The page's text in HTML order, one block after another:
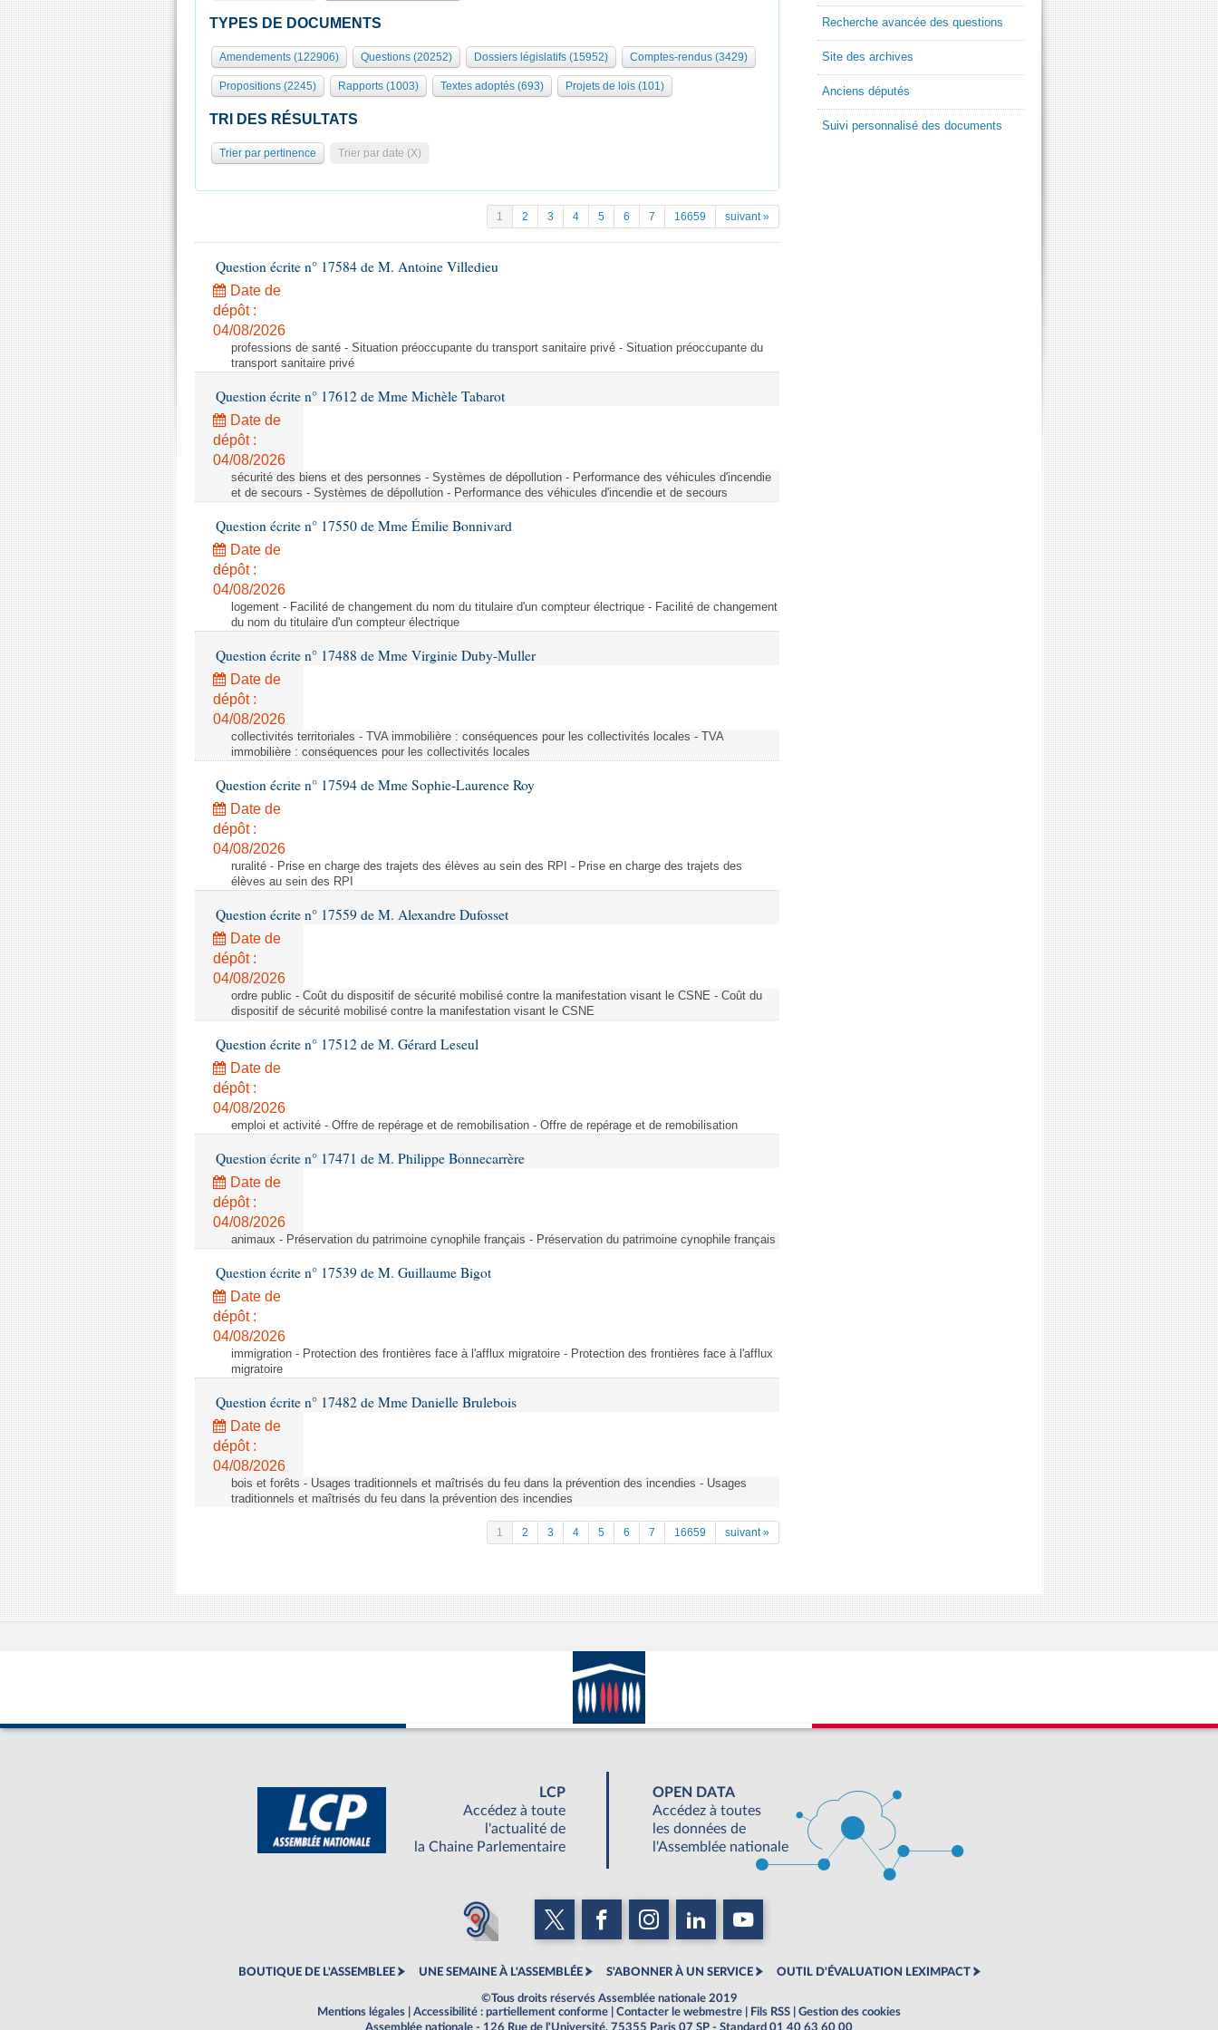
TYPES DE DOCUMENTS
Amendements (122906) Questions (20252) Dossiers législatifs (15952) Comptes-rendus (3429)
Propositions (2245) Rapports (1003) Textes adoptés (693) Projets de lois (101)
TRI DES RÉSULTATS
Trier par pertinence Trier par date (X)
1 2 3 4 5 6 7 16659 suivant »
Question écrite n° 17584 de M. Antoine Villedieu
Date de
dépôt :
04/08/2026
professions de santé - Situation préoccupante du transport sanitaire privé - Situation préoccupante du
transport sanitaire privé
Question écrite n° 17612 de Mme Michèle Tabarot
Date de
dépôt :
04/08/2026
sécurité des biens et des personnes - Systèmes de dépollution - Performance des véhicules d'incendie
et de secours - Systèmes de dépollution - Performance des véhicules d'incendie et de secours
Question écrite n° 17550 de Mme Émilie Bonnivard
Date de
dépôt :
04/08/2026
logement - Facilité de changement du nom du titulaire d'un compteur électrique - Facilité de changement
du nom du titulaire d'un compteur électrique
Question écrite n° 17488 de Mme Virginie Duby-Muller
Date de
dépôt :
04/08/2026
collectivités territoriales - TVA immobilière : conséquences pour les collectivités locales - TVA
immobilière : conséquences pour les collectivités locales
Question écrite n° 17594 de Mme Sophie-Laurence Roy
Date de
dépôt :
04/08/2026
ruralité - Prise en charge des trajets des élèves au sein des RPI - Prise en charge des trajets des
élèves au sein des RPI
Question écrite n° 17559 de M. Alexandre Dufosset
Date de
dépôt :
04/08/2026
ordre public - Coût du dispositif de sécurité mobilisé contre la manifestation visant le CSNE - Coût du
dispositif de sécurité mobilisé contre la manifestation visant le CSNE
Question écrite n° 17512 de M. Gérard Leseul
Date de
dépôt :
04/08/2026
emploi et activité - Offre de repérage et de remobilisation - Offre de repérage et de remobilisation
Question écrite n° 17471 de M. Philippe Bonnecarrère
Date de
dépôt :
04/08/2026
animaux - Préservation du patrimoine cynophile français - Préservation du patrimoine cynophile français
Question écrite n° 17539 de M. Guillaume Bigot
Date de
dépôt :
04/08/2026
immigration - Protection des frontières face à l'afflux migratoire - Protection des frontières face à l'afflux
migratoire
Question écrite n° 17482 de Mme Danielle Brulebois
Date de
dépôt :
04/08/2026
bois et forêts - Usages traditionnels et maîtrisés du feu dans la prévention des incendies - Usages
traditionnels et maîtrisés du feu dans la prévention des incendies
1 2 3 4 5 6 7 16659 suivant »
Recherche avancée des questions
Site des archives
Anciens députés
Suivi personnalisé des documents
LCP
Accédez à toute
l'actualité de
la Chaine Parlementaire
OPEN DATA
Accédez à toutes
les données de
l'Assemblée nationale
BOUTIQUE DE L'ASSEMBLEE UNE SEMAINE À L'ASSEMBLÉE S'ABONNER À UN SERVICE OUTIL D'ÉVALUATION LEXIMPACT
©Tous droits réservés Assemblée nationale 2019
Mentions légales
Accessibilité : partiellement conforme Contacter le webmestre Fils RSS
Gestion des cookies
Assemblée nationale - 126 Rue de l'Université, 75355 Paris 07 SP - Standard 01 40 63 60 00